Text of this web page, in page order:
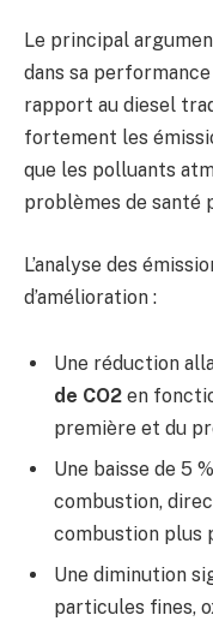
Le principal
dans sa
rapport au diesel
fortement les
que les polluants
problèmes de santé
L’analyse des
d’amélioration :
Une réduction
de CO2 en
première et du
Une baisse de 5
combustion,
combustion plus
Une diminution
particules fines,